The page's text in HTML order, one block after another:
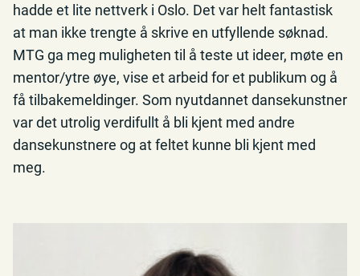
hadde et lite nettverk i Oslo. Det var helt fantastisk
at man ikke trengte å skrive en utfyllende søknad.
MTG ga meg muligheten til å teste ut ideer, møte en
mentor/ytre øye, vise et arbeid for et publikum og å
få tilbakemeldinger. Som nyutdannet dansekunstner
var det utrolig verdifullt å bli kjent med andre
dansekunstnere og at feltet kunne bli kjent med
meg.